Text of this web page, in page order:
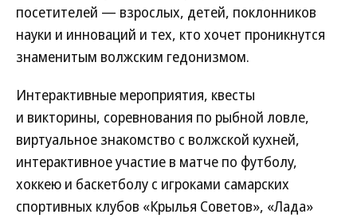
посетителей — взрослых, детей, поклонников
науки и инноваций и тех, кто хочет проникнутся
знаменитым волжским гедонизмом.
Интерактивные мероприятия, квесты
и викторины, соревнования по рыбной ловле,
виртуальное знакомство с волжской кухней,
интерактивное участие в матче по футболу,
хоккею и баскетболу с игроками самарских
спортивных клубов «Крылья Советов», «Лада»